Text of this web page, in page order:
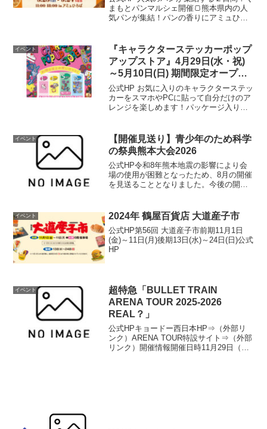
まもとパンマルシェ開催🍞熊本県内の人
気パンが集結！パンの香りにアミュひろ
日(日) 各日11:00～18:0...
イベント
『キャラクターステッカーポップ
アップストア』4月29日(水・祝)
～5月10日(日) 期間限定オープ
ン！＠アミュプラザくまもと 5F
公式HP お気に入りのキャラクターステッ
カーをスマホやPCに貼って自分だけのア
レンジを楽しめます！パッケージ入りな
はこちら▼ 公式HP
イベント
【開催見送り】青少年のため科学
の祭典熊本大会2026
公式HP令和8年熊本地震の影響により会
場の使用が困難となったため、8月の開催
を見送ることとなりました。今後の開催
科学の祭典 熊本大会 事務局 Tel：096-
イベント 2024年 鶴屋百貨店 大道産子市
公式HP第56回 大道産子市前期11月1日
(金)～11日(月)後期13日(水)～24日(日)公式
HP
イベント
超特急「BULLET TRAIN
ARENA TOUR 2025-2026
REAL？」
公式HPキョードー西日本HP⇒（外部リ
ンク）ARENA TOUR特設サイト⇒（外部
リンク）開催情報開催日時11月29日（土